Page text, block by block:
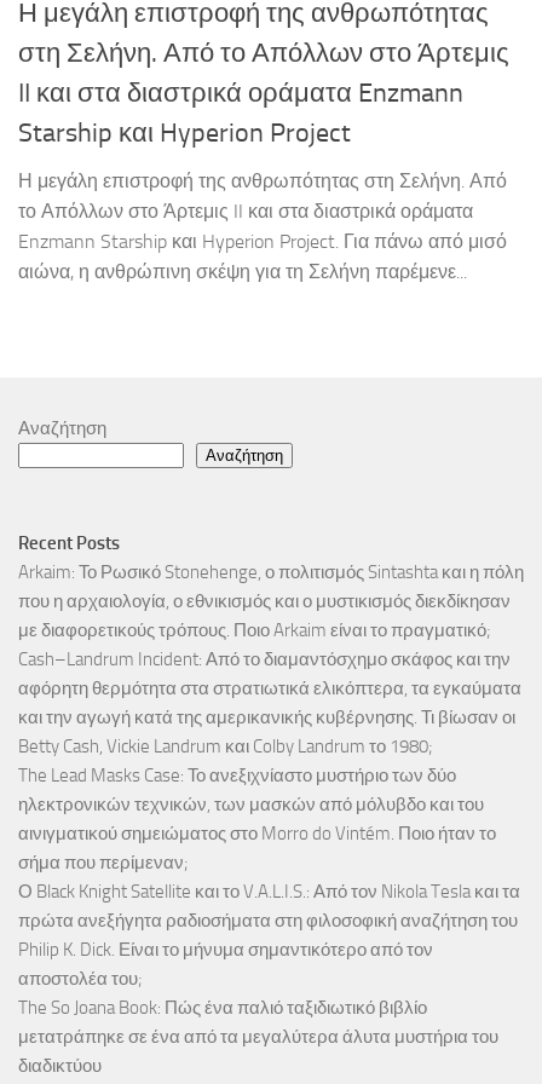
Η μεγάλη επιστροφή της ανθρωπότητας
στη Σελήνη. Από το Απόλλων στο Άρτεμις
II και στα διαστρικά οράματα Enzmann
Starship και Hyperion Project
Η μεγάλη επιστροφή της ανθρωπότητας στη Σελήνη. Από
το Απόλλων στο Άρτεμις II και στα διαστρικά οράματα
Enzmann Starship και Hyperion Project. Για πάνω από μισό
αιώνα, η ανθρώπινη σκέψη για τη Σελήνη παρέμενε...
Αναζήτηση
Αναζήτηση
Recent Posts
Arkaim: Το Ρωσικό Stonehenge, ο πολιτισμός Sintashta και η πόλη
που η αρχαιολογία, ο εθνικισμός και ο μυστικισμός διεκδίκησαν
με διαφορετικούς τρόπους. Ποιο Arkaim είναι το πραγματικό;
Cash–Landrum Incident: Από το διαμαντόσχημο σκάφος και την
αφόρητη θερμότητα στα στρατιωτικά ελικόπτερα, τα εγκαύματα
και την αγωγή κατά της αμερικανικής κυβέρνησης. Τι βίωσαν οι
Betty Cash, Vickie Landrum και Colby Landrum το 1980;
The Lead Masks Case: Το ανεξιχνίαστο μυστήριο των δύο
ηλεκτρονικών τεχνικών, των μασκών από μόλυβδο και του
αινιγματικού σημειώματος στο Morro do Vintém. Ποιο ήταν το
σήμα που περίμεναν;
Ο Black Knight Satellite και το V.A.L.I.S.: Από τον Nikola Tesla και τα
πρώτα ανεξήγητα ραδιοσήματα στη φιλοσοφική αναζήτηση του
Philip K. Dick. Είναι το μήνυμα σημαντικότερο από τον
αποστολέα του;
The So Joana Book: Πώς ένα παλιό ταξιδιωτικό βιβλίο
μετατράπηκε σε ένα από τα μεγαλύτερα άλυτα μυστήρια του
διαδικτύου